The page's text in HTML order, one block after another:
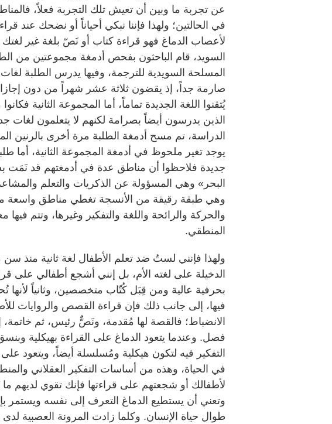
عن تجربة ما وبين أن تعيش تلك التجربة فعلاً،
في الحالتين؛ ولهذا فإننا نبكي أحياناً أو نضحك عند
لأعصاب الدماغ فهو قراءة كتاب أو نَصّ بلغة غير
السويد، قام الباحثون بفحص أدمغة مجموعتين من
المسلحة السويدية للترجمة، وفيها يدرس الطلبة
صارمة جداً، إذ يقضون ثلاثة عشر شهراً من دون
يُتقنوا اللغة الجديدة تماماً، أما المجموعة الثانية
الذين يدرسون أيضاً بصرامة لكنهم لا يتعلمون لغات
يوجد تغير ملحوظ في أدمغة المجموعة الثانية، أما
جديدة فلاحظوا أن مناطق عدة في أدمغتهم قد
البحر» وهي المسؤولة عن الذكريات والتعلم
وهي طبقة رقيقة من الأنسجة تغطي مناطق واسعة
والحركة والرائحة واللغة والتفكير وغيرها، وتتم
المنطقي.
ولهذا فإنني لستُ ضد تعلم الأطفال لغة ثانية منذ
الدخيلة على لغته الأم، بل إنني أشجع أطفالي على
بحرفية عالية ومن قِبَل كُتّاب متخصصين، وثانياً
فيها، إلى جانب ذلك فإن قراءة القصص والروايات
الانضباط؛ فالقصة لها مُقدمة، ونَصٌّ رئيس، ثم خاتمة،
فصل. وعندما يتعود الدماغ على القراءة بهيكلية
التفكير فيه لتكون هيكلية ومُسلسلة أيضاً، ويتعود
في الحياة، وهذه من أساسات التفكير العقلاني
لأطفالك أو شجعتهم على قراءتها فإنك تقوي لديهم ما
وتعني أن يستطيع الدماغ التعرف إلى نفسه ويستمر
طوال حياة الإنسان. وكلما زادت المرونة العصبية